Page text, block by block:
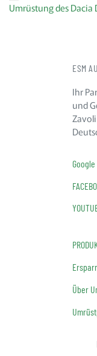
Umrüstung des Dacia
ESM
Ihr
und
Google
Über